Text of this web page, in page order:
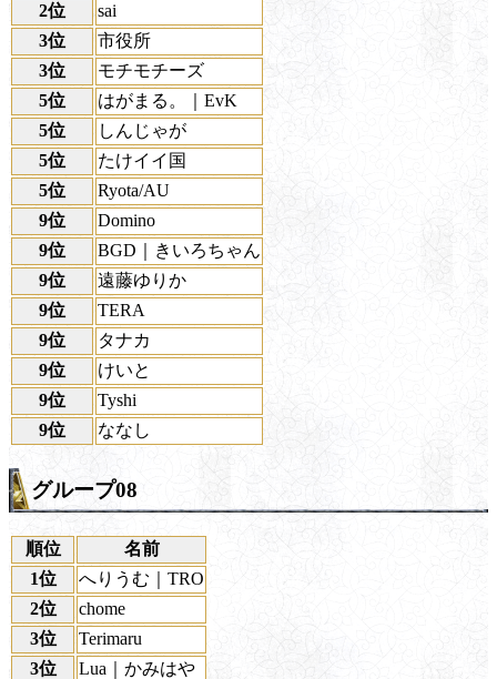
2位
sai
3位
市役所
3位
モチモチーズ
5位
はがまる。｜EvK
5位
しんじゃが
5位
たけイイ国
5位
Ryota/AU
9位
Domino
9位
BGD｜きいろちゃん
9位
遠藤ゆりか
9位
TERA
9位
タナカ
9位
けいと
9位
Tyshi
9位
ななし
グループ08
順位
名前
1位
へりうむ｜TRO
2位
chome
3位
Terimaru
3位
Lua｜かみはや